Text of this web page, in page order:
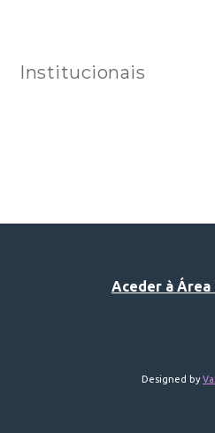
Institucionais
Aceder à Área
Designed by